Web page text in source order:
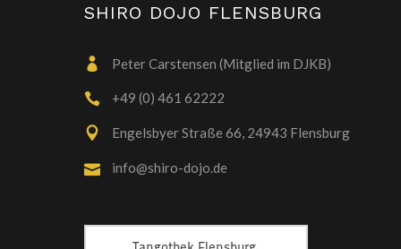
SHIRO DOJO FLENSBURG
Peter Carstensen (Mitglied im DJKB)
+49 (0) 461 62222
Engelsbyer Straße 66, 24943 Flensburg
info@shiro-dojo.de